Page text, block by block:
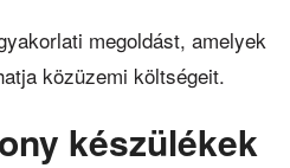
megoldást, amelyek
közüzemi költségeit.
készülékek